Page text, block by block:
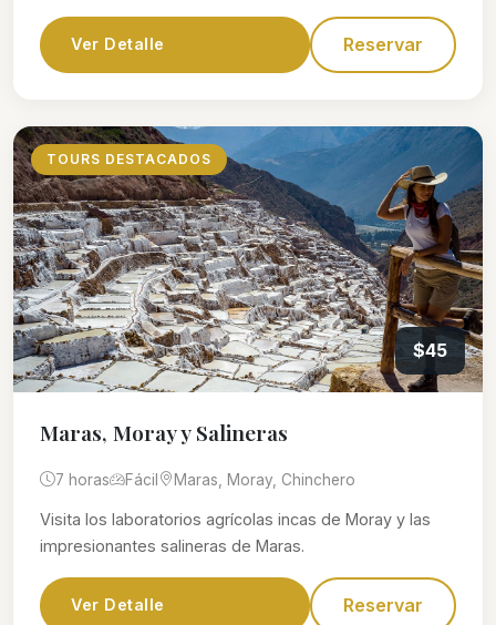
Ver Detalle Reservar
TOURS DESTACADOS
$45
Maras, Moray y Salineras
7 horas Fácil Maras, Moray, Chinchero
Visita los laboratorios agrícolas incas de Moray y las
impresionantes salineras de Maras.
Ver Detalle Reservar